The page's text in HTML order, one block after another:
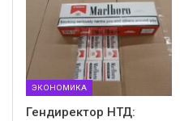
ЭКОНОМИКА
Гендиректор НТД: